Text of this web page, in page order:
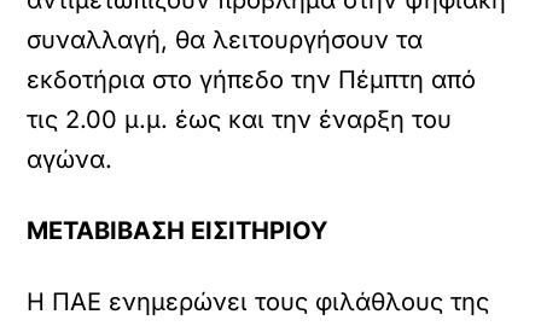
συναλλαγή, θα λειτουργήσουν τα
εκδοτήρια στο γήπεδο την Πέμπτη από
τις 2.00 μ.μ. έως και την έναρξη του
αγώνα.
ΜΕΤΑΒΙΒΑΣΗ ΕΙΣΙΤΗΡΙΟΥ
Η ΠΑΕ ενημερώνει τους φιλάθλους της